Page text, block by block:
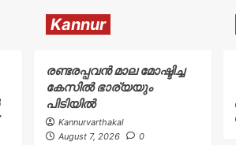
Kannur
രണ്ടരപ്പവൻ മാല മോഷ്ടിച്ച
കേസിൽ ഭാര്യയും
പിടിയിൽ
Kannurvarthakal
August 7, 2026
0